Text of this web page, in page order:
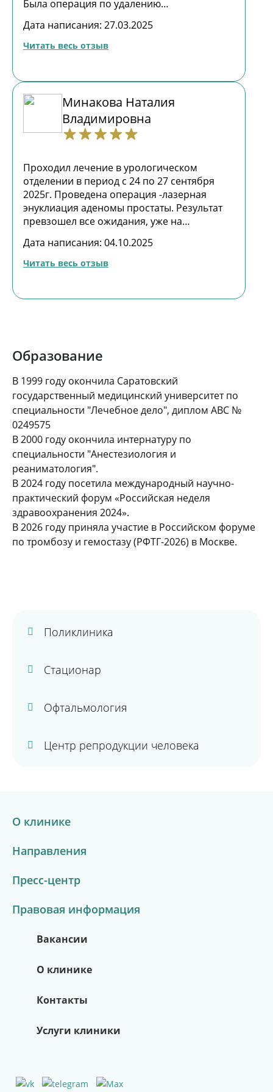
конечно, не будем забывать о труде
уборщиц и нянечек, стараниями которых в
клинике Парамонова так уютно и чисто.
Семья Кириченко
Была операция по удалению
операцию. Я и мои родственники безмерно
благодарны за чуткое отношение в
каждому из них. Валентина Ивановна А.
Дата написания: 27.03.2025
Читать весь отзыв
Минакова Наталия
Владимировна
Проходил лечение в урологическом
отделении в период с 24 по 27 сентября
2025г. Проведена операция -лазерная
энуклиация аденомы простаты. Результат
превзошел все ожидания, уже на
передвигался по палате, а через три дня
убыл домой. В палате все удобства рядом.
доброжелательный. Особую благодарность
реанимации , медицинским сестрам
связанные с лечением. Ваш
профессионализм создает благоприятную
обстановку , ощущение надежности и
уверенности в том, что все выполняется
правильно. А это в свою очередь создает
хорошее настроение, что способствует
быстрейшему выздоровлению. Всем
спасибо, здоровья и удачи в жизни!
Дата написания: 04.10.2025
Читать весь отзыв
Образование
В 1999 году окончила Саратовский
государственный медицинский университет по
специальности "Лечебное дело", диплом АВС №
0249575
В 2000 году окончила интернатуру по
специальности "Анестезиология и
реаниматология".
В 2024 году посетила международный научно-
практический форум «Российская неделя
здравоохранения 2024».
В 2026 году приняла участие в Российском форуме
по тромбозу и гемостазу (РФТГ-2026) в Москве.
Поликлиника
Стационар
Офтальмология
Центр репродукции человека
О клинике
Направления
Пресс-центр
Правовая информация
Вакансии
О клинике
Контакты
Услуги клиники